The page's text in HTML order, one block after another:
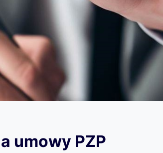
umowy PZP